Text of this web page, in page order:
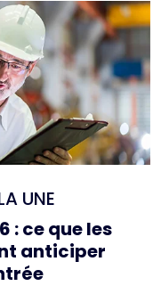
UNE
: ce que les
anticiper